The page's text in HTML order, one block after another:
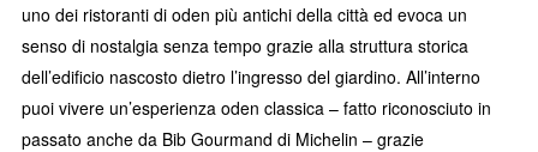
uno dei ristoranti di oden più antichi della città ed evoca un
senso di nostalgia senza tempo grazie alla struttura storica
dell’edificio nascosto dietro l’ingresso del giardino. All’interno
puoi vivere un’esperienza oden classica – fatto riconosciuto in
passato anche da Bib Gourmand di Michelin – grazie